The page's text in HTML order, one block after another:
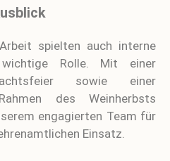
spielten auch interne
wichtige Rolle. Mit einer
sowie einer
des Weinherbsts
engagierten Team für
Einsatz.